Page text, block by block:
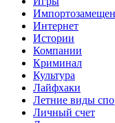
Интернет
Истории
Компании
Криминал
Культура
Лайфхаки
Летние виды
Личный счет